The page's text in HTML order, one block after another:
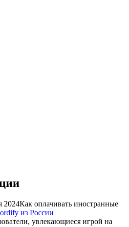
2024Как оплачивать иностранные
из России
увлекающиеся игрой на